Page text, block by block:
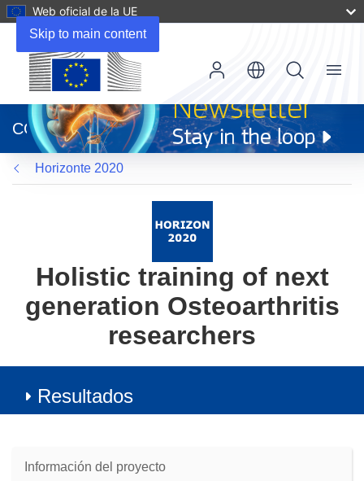
Skip to main content
Web oficial de la UE
abrirá
en
una
nueva
ventana)
CORDIS
Menu
Horizonte 2020
Holistic training of next
generation Osteoarthritis
researchers
Resultados
Información del proyecto